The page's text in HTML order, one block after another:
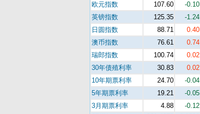
欧元指数
107.60 -0.10
英镑指数
125.35 -1.24
日圆指数
88.71 0.40
澳币指数
76.61 0.74
瑞郎指数
100.74 0.02
30年债殖利率
30.83 0.02
10年期票利率
24.70 -0.04
5年期票利率
19.21 -0.05
3月期票利率
4.88 -0.12